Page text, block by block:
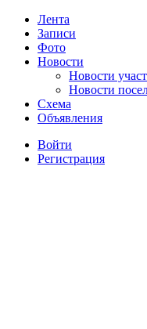
Лента
Записи
Фото
Новости
Новости
Новости
Схема
Объявления
Войти
Регистрация